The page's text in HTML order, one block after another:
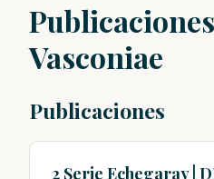
Vasconiae
Publicaciones
2 Serie Echegaray |